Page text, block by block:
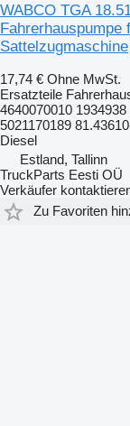
WABCO TGA
Fahrerhauspumpe
Sattelzugmaschine
17,74 € Ohne MwSt.
Ersatzteile
4640070010
5021170189
Diesel
Estland, Tallinn
TruckParts Eesti OÜ
Verkäufer
Zu Favoriten